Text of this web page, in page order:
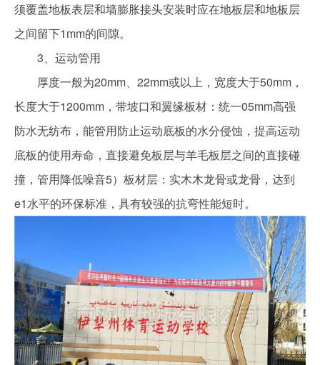
须覆盖地板表层和墙膨胀接头安装时应在地板层和地板层
之间留下1mm的间隙。
3、运动管用
厚度一般为20mm、22mm或以上，宽度大于50mm，
长度大于1200mm，带坡口和翼缘板材：统一05mm高强
防水无纺布，能管用防止运动底板的水分侵蚀，提高运动
底板的使用寿命，直接避免板层与羊毛板层之间的直接碰
撞，管用降低噪音5）板材层：实木木龙骨或龙骨，达到
e1水平的环保标准，具有较强的抗弯性能短时。